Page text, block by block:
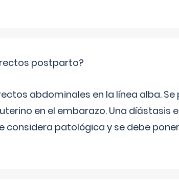
postparto?
abdominales en la línea alba.
en el embarazo. Una díástasis
considera patológica y se debe